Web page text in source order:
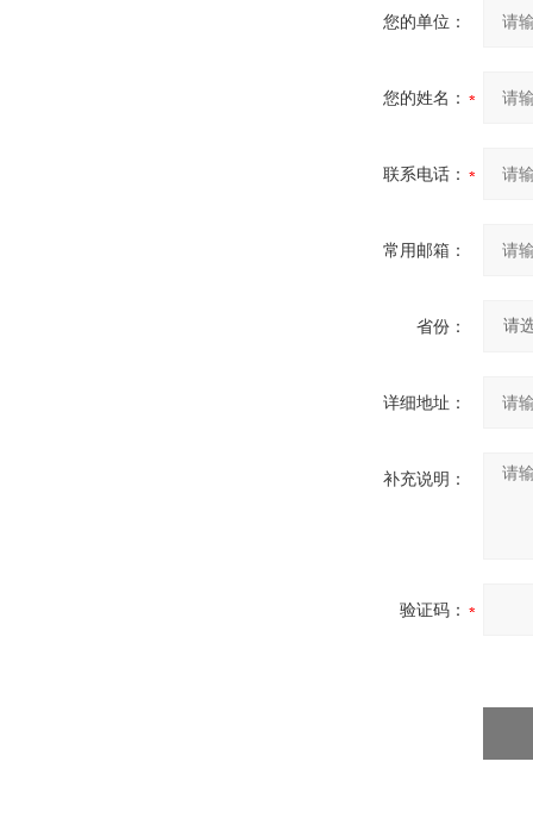
您的单位：
您的姓名：
联系电话：
常用邮箱：
省份：
详细地址：
补充说明：
验证码：